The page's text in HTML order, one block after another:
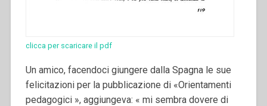
clicca per scaricare il pdf
Un amico, facendoci giungere dalla Spagna le sue
felicitazioni per la pubblicazione di «Orientamenti
pedagogici », aggiungeva: « mi sembra dovere di